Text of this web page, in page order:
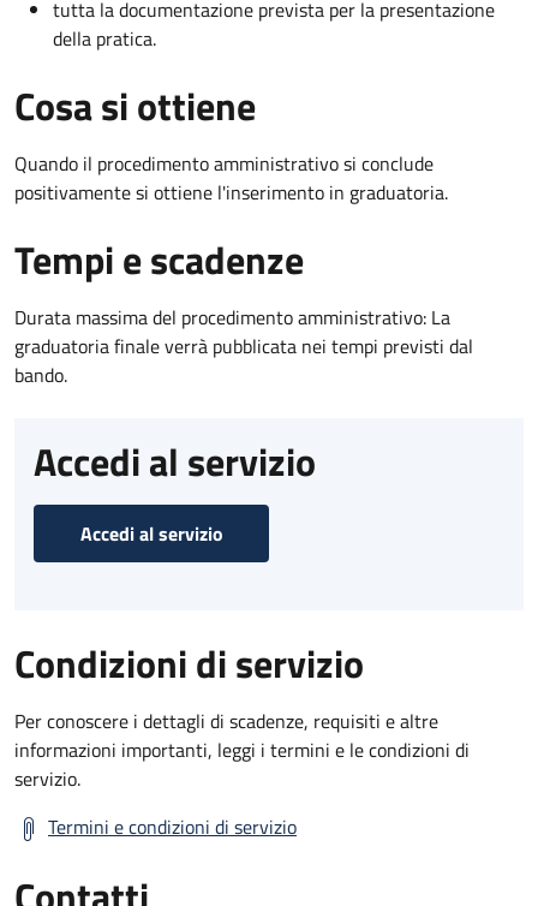
tutta la documentazione prevista per la presentazione
della pratica.
Cosa si ottiene
Quando il procedimento amministrativo si conclude
positivamente si ottiene l'inserimento in graduatoria.
Tempi e scadenze
Durata massima del procedimento amministrativo: La
graduatoria finale verrà pubblicata nei tempi previsti dal
bando.
Accedi al servizio
Accedi al servizio
Condizioni di servizio
Per conoscere i dettagli di scadenze, requisiti e altre
informazioni importanti, leggi i termini e le condizioni di
servizio.
Termini e condizioni di servizio